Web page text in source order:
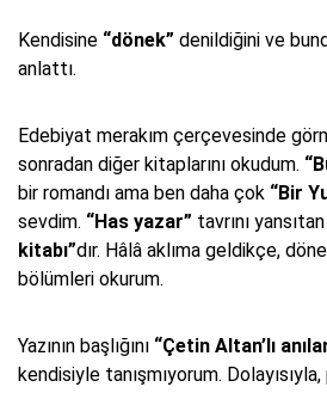
Kendisine “dönek” denildiğini ve
anlattı.
Edebiyat merakım çerçevesinde
sonradan diğer kitaplarını okudum.
bir romandı ama ben daha çok “Bir
sevdim. “Has yazar” tavrını
kitabı”dır. Hâlâ aklıma geldikçe,
bölümleri okurum.
Yazının başlığını “Çetin Altan’lı
kendisiyle tanışmıyorum.